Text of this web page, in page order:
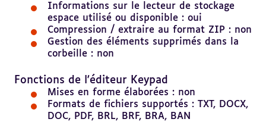
Informations sur le lecteur de stockage
espace utilisé ou disponible : oui
Compression / extraire au format ZIP : non
Gestion des éléments supprimés dans la
corbeille : non
Fonctions de l'éditeur Keypad
Mises en forme élaborées : non
Formats de fichiers supportés : TXT, DOCX,
DOC, PDF, BRL, BRF, BRA, BAN
au
sommaire